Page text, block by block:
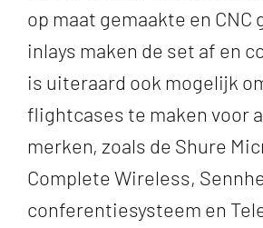
op maat gemaakte en CNC
inlays maken de set af en
is uiteraard ook mogelijk
flightcases te maken voor
merken, zoals de Shure
Complete Wireless,
conferentiesysteem en